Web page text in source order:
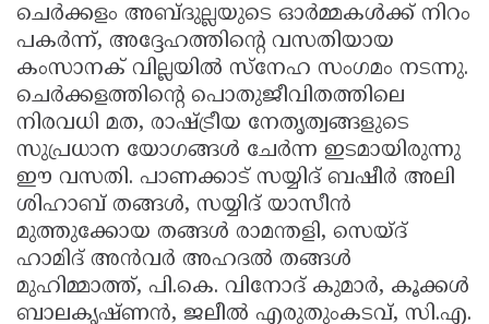
ചെർക്കളം അബ്ദുല്ലയുടെ ഓർമ്മകൾക്ക് നിറം
പകർന്ന്, അദ്ദേഹത്തിന്റെ വസതിയായ
കംസാനക് വില്ലയിൽ സ്നേഹ സംഗമം നടന്നു.
ചെർക്കളത്തിന്റെ പൊതുജീവിതത്തിലെ
നിരവധി മത, രാഷ്ട്രീയ നേതൃത്വങ്ങളുടെ
സുപ്രധാന യോഗങ്ങൾ ചേർന്ന ഇടമായിരുന്നു
ഈ വസതി. പാണക്കാട് സയ്യിദ് ബഷീർ അലി
ശിഹാബ് തങ്ങൾ, സയ്യിദ് യാസീൻ
മുത്തുക്കോയ തങ്ങൾ രാമന്തളി, സെയ്ദ്
ഹാമിദ് അൻവർ അഹദൽ തങ്ങൾ
മുഹിമ്മാത്ത്, പി.കെ. വിനോദ് കുമാർ, കൂക്കൾ
ബാലകൃഷ്ണൻ, ജലീൽ എരുതുംകടവ്, സി.എ.